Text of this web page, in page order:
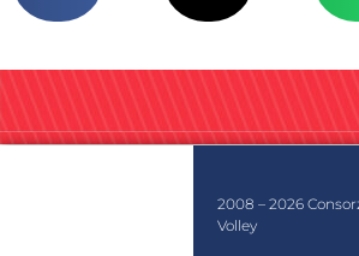
2008 – 2026
Volley